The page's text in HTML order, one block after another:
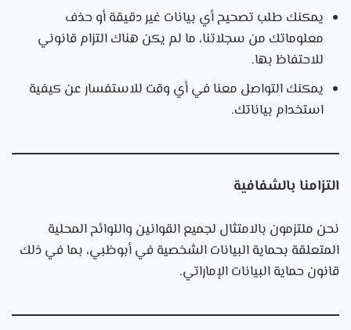
يمكنك طلب تصحيح أي بيانات غير دقيقة أو حذف
معلوماتك من سجلاتنا، ما لم يكن هناك التزام قانوني
للاحتفاظ بها.
يمكنك التواصل معنا في أي وقت للاستفسار عن كيفية
استخدام بياناتك.
التزامنا بالشفافية
نحن ملتزمون بالامتثال لجميع القوانين واللوائح المحلية
المتعلقة بحماية البيانات الشخصية في أبوظبي، بما في ذلك
قانون حماية البيانات الإماراتي.